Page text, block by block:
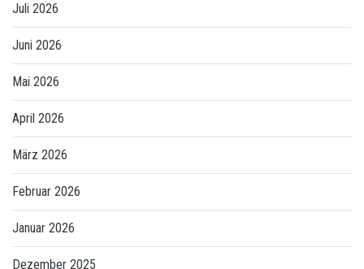
Juli 2026
Juni 2026
Mai 2026
April 2026
März 2026
Februar 2026
Januar 2026
Dezember 2025